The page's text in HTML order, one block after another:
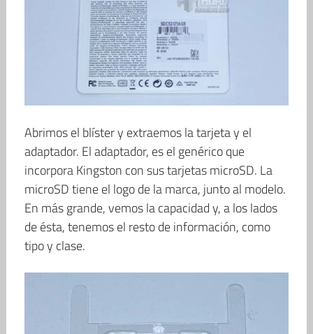
Abrimos el blíster y extraemos la tarjeta y el
adaptador. El adaptador, es el genérico que
incorpora Kingston con sus tarjetas microSD. La
microSD tiene el logo de la marca, junto al modelo.
En más grande, vemos la capacidad y, a los lados
de ésta, tenemos el resto de información, como
tipo y clase.